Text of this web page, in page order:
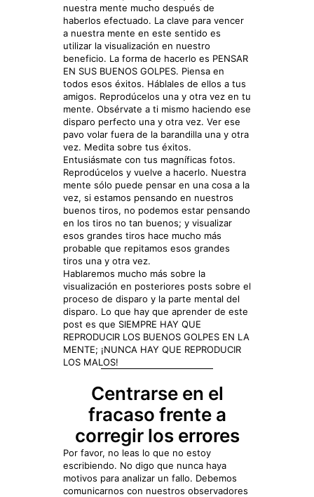
nuestra mente mucho después de
haberlos efectuado. La clave para vencer
a nuestra mente en este sentido es
utilizar la visualización en nuestro
beneficio. La forma de hacerlo es PENSAR
EN SUS BUENOS GOLPES. Piensa en
todos esos éxitos. Háblales de ellos a tus
amigos. Reprodúcelos una y otra vez en tu
mente. Obsérvate a ti mismo haciendo ese
disparo perfecto una y otra vez. Ver ese
pavo volar fuera de la barandilla una y otra
vez. Medita sobre tus éxitos.
Entusiásmate con tus magníficas fotos.
Reprodúcelos y vuelve a hacerlo. Nuestra
mente sólo puede pensar en una cosa a la
vez, si estamos pensando en nuestros
buenos tiros, no podemos estar pensando
en los tiros no tan buenos; y visualizar
esos grandes tiros hace mucho más
probable que repitamos esos grandes
tiros una y otra vez.
Hablaremos mucho más sobre la
visualización en posteriores posts sobre el
proceso de disparo y la parte mental del
disparo. Lo que hay que aprender de este
post es que SIEMPRE HAY QUE
REPRODUCIR LOS BUENOS GOLPES EN LA
MENTE; ¡NUNCA HAY QUE REPRODUCIR
LOS MALOS!
Centrarse en el
fracaso frente a
corregir los errores
Por favor, no leas lo que no estoy
escribiendo. No digo que nunca haya
motivos para analizar un fallo. Debemos
comunicarnos con nuestros observadores